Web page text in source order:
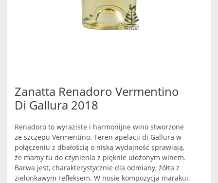
Zanatta Renadoro Vermentino
Di Gallura 2018
Renadoro to wyraziste i harmonijne wino stworzone
ze szczepu Vermentino. Teren apelacji di Gallura w
połączeniu z dbałością o niską wydajność sprawiają,
że mamy tu do czynienia z pięknie ułożonym winem.
Barwa jest, charakterystycznie dla odmiany, żółta z
zielonkawym refleksem. W nosie kompozycja marakui,